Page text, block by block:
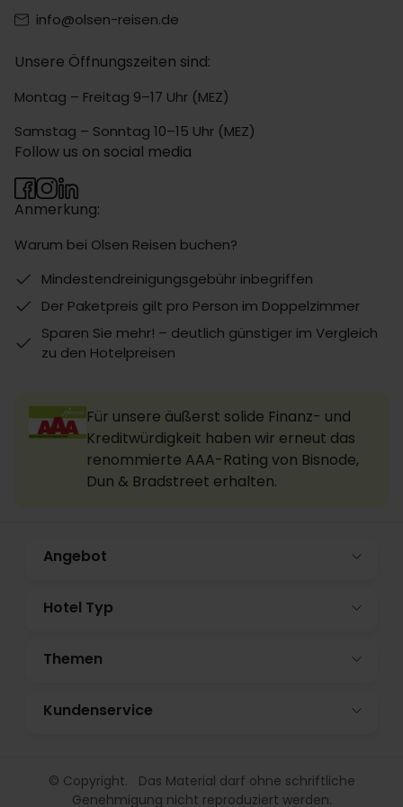
info@olsen-reisen.de
Unsere Öffnungszeiten sind:
Montag – Freitag 9–17 Uhr (MEZ)
Samstag – Sonntag 10–15 Uhr (MEZ)
Anmerkung:
Warum bei Olsen Reisen buchen?
Mindestendreinigungsgebühr inbegriffen
Der Paketpreis gilt pro Person im Doppelzimmer
Sparen Sie mehr! – deutlich günstiger im Vergleich
zu den Hotelpreisen
Follow us on social media
Für unsere äußerst solide Finanz- und
Kreditwürdigkeit haben wir erneut das
renommierte AAA-Rating von Bisnode,
Dun & Bradstreet erhalten.
Angebot
Hotel Typ
Themen
Kundenservice
© Copyright. Das Material darf ohne schriftliche
Genehmigung nicht reproduziert werden.